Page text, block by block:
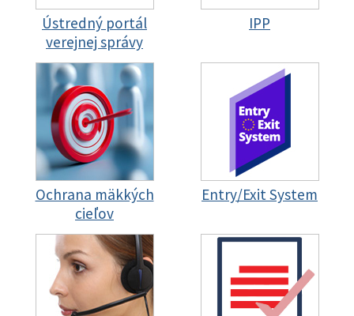
Ústredný portál
verejnej správy
IPP
Ochrana mäkkých
cieľov
Entry/Exit System